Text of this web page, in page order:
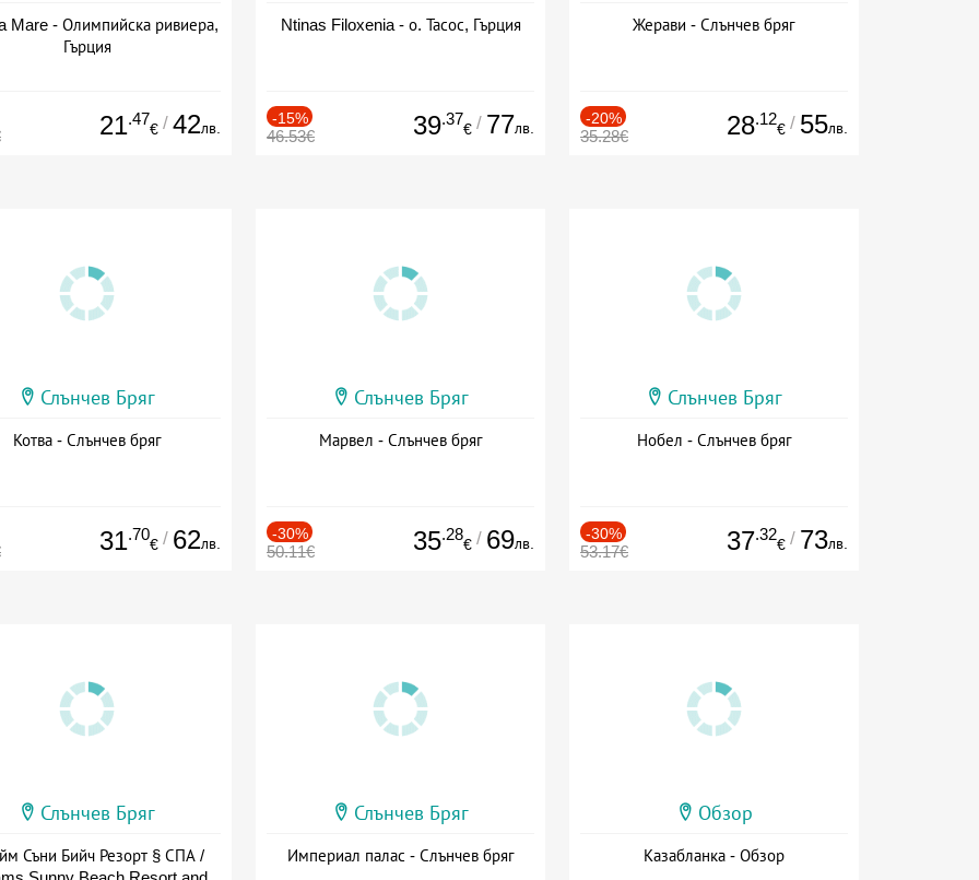
Mare - Олимпийска ривиера,
Гърция
21.47
€ / 42лв.
Ntinas Filoxenia - о. Тасос, Гърция
-15%
46.53€ 39.37
€ / 77лв.
Жерави - Слънчев бряг
-20%
35.28€ 28.12
€ / 55лв.
Слънчев Бряг
Котва - Слънчев бряг
31.70
€ / 62лв.
Слънчев Бряг
Марвел - Слънчев бряг
-30%
50.11€ 35.28
€ / 69лв.
Слънчев Бряг
Нобел - Слънчев бряг
-30%
53.17€ 37.32
€ / 73лв.
Слънчев Бряг
Съни Бийч Резорт § СПА /
Слънчев Бряг
Империал палас - Слънчев бряг
Обзор
Казабланка - Обзор